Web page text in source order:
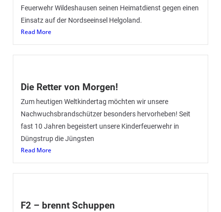
Feuerwehr Wildeshausen seinen Heimatdienst gegen einen
Einsatz auf der Nordseeinsel Helgoland.
Read More
Die Retter von Morgen!
Zum heutigen Weltkindertag möchten wir unsere
Nachwuchsbrandschützer besonders hervorheben! Seit
fast 10 Jahren begeistert unsere Kinderfeuerwehr in
Düngstrup die Jüngsten
Read More
F2 – brennt Schuppen